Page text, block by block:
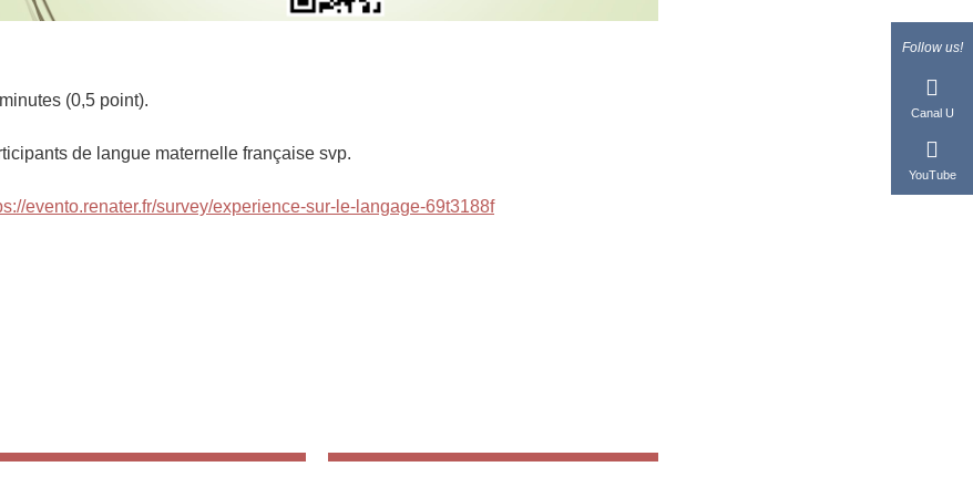
Follow us!
Canal U
YouTube
(0,5 point).
de langue maternelle française svp.
evento.renater.fr/survey/experience-sur-le-langage-69t3188f